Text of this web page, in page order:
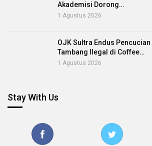
Akademisi Dorong…
1 Agustus 2026
OJK Sultra Endus Pencucian
Tambang Ilegal di Coffee…
1 Agustus 2026
Stay With Us